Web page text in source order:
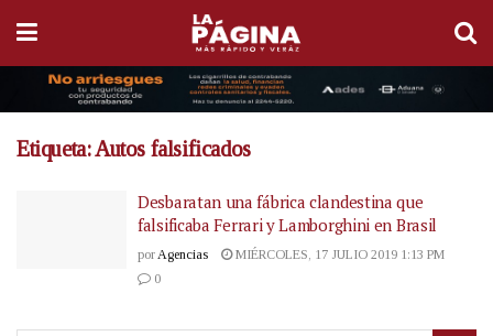
Etiqueta:Autos falsificados
Desbaratan una fábrica clandestina que
falsificaba Ferrari y Lamborghini en Brasil
por Agencias
MIÉRCOLES, 17 JULIO 2019 1:13 PM
0